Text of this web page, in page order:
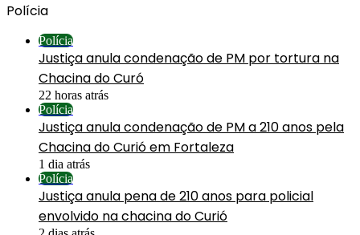
Polícia
Polícia
Justiça anula condenação de PM por tortura na
Chacina do Curó
22 horas atrás
Polícia
Justiça anula condenação de PM a 210 anos pela
Chacina do Curió em Fortaleza
1 dia atrás
Polícia
Justiça anula pena de 210 anos para policial
envolvido na chacina do Curió